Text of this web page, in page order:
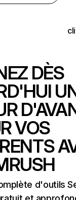
DÈS
VOS
d'outils